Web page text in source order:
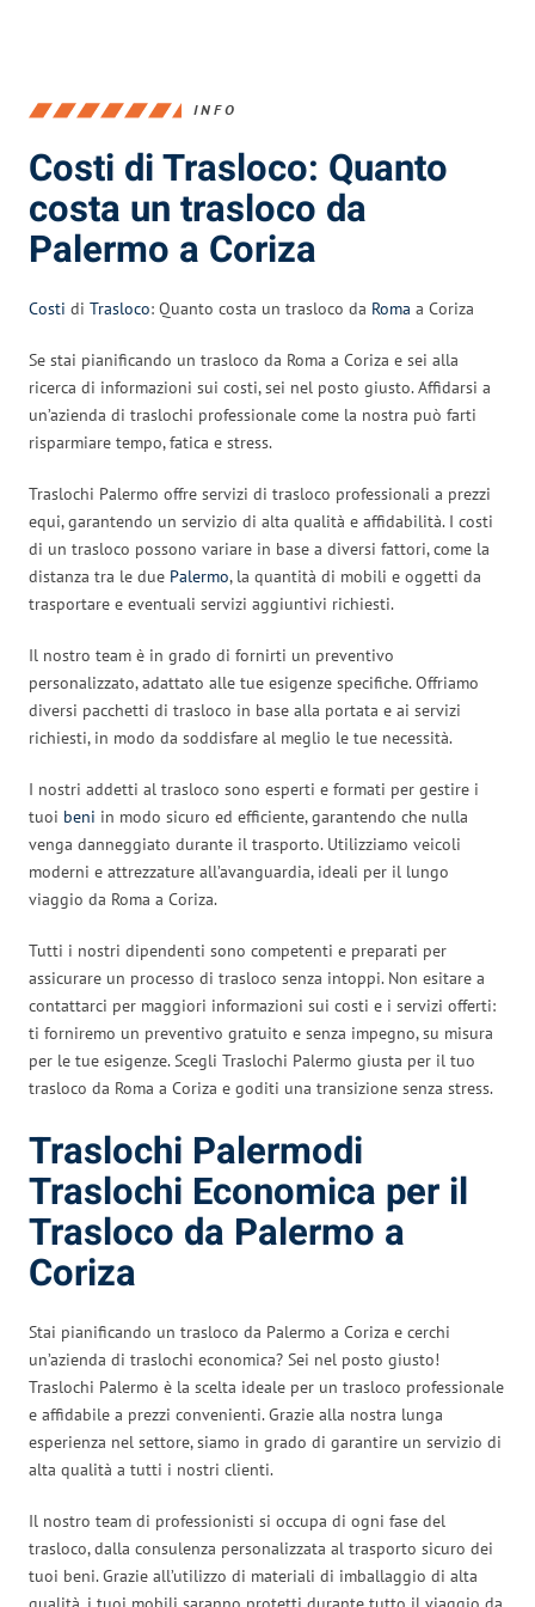
INFO
Costi di Trasloco: Quanto
costa un trasloco da
Palermo a Coriza
Costi di Trasloco: Quanto costa un trasloco da Roma a Coriza
Se stai pianificando un trasloco da Roma a Coriza e sei alla
ricerca di informazioni sui costi, sei nel posto giusto. Affidarsi a
un’azienda di traslochi professionale come la nostra può farti
risparmiare tempo, fatica e stress.
Traslochi Palermo offre servizi di trasloco professionali a prezzi
equi, garantendo un servizio di alta qualità e affidabilità. I costi
di un trasloco possono variare in base a diversi fattori, come la
distanza tra le due Palermo, la quantità di mobili e oggetti da
trasportare e eventuali servizi aggiuntivi richiesti.
Il nostro team è in grado di fornirti un preventivo
personalizzato, adattato alle tue esigenze specifiche. Offriamo
diversi pacchetti di trasloco in base alla portata e ai servizi
richiesti, in modo da soddisfare al meglio le tue necessità.
I nostri addetti al trasloco sono esperti e formati per gestire i
tuoi beni in modo sicuro ed efficiente, garantendo che nulla
venga danneggiato durante il trasporto. Utilizziamo veicoli
moderni e attrezzature all’avanguardia, ideali per il lungo
viaggio da Roma a Coriza.
Tutti i nostri dipendenti sono competenti e preparati per
assicurare un processo di trasloco senza intoppi. Non esitare a
contattarci per maggiori informazioni sui costi e i servizi offerti:
ti forniremo un preventivo gratuito e senza impegno, su misura
per le tue esigenze. Scegli Traslochi Palermo giusta per il tuo
trasloco da Roma a Coriza e goditi una transizione senza stress.
Traslochi Palermodi
Traslochi Economica per il
Trasloco da Palermo a
Coriza
Stai pianificando un trasloco da Palermo a Coriza e cerchi
un’azienda di traslochi economica? Sei nel posto giusto!
Traslochi Palermo è la scelta ideale per un trasloco professionale
e affidabile a prezzi convenienti. Grazie alla nostra lunga
esperienza nel settore, siamo in grado di garantire un servizio di
alta qualità a tutti i nostri clienti.
Il nostro team di professionisti si occupa di ogni fase del
trasloco, dalla consulenza personalizzata al trasporto sicuro dei
tuoi beni. Grazie all’utilizzo di materiali di imballaggio di alta